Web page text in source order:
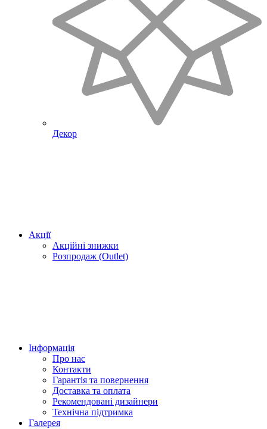
Декор
Акції
Акційні знижки
Розпродаж (Outlet)
Інформація
Про нас
Контакти
Гарантія та повернення
Доставка та оплата
Рекомендовані дизайнери
Технічна підтримка
Галерея